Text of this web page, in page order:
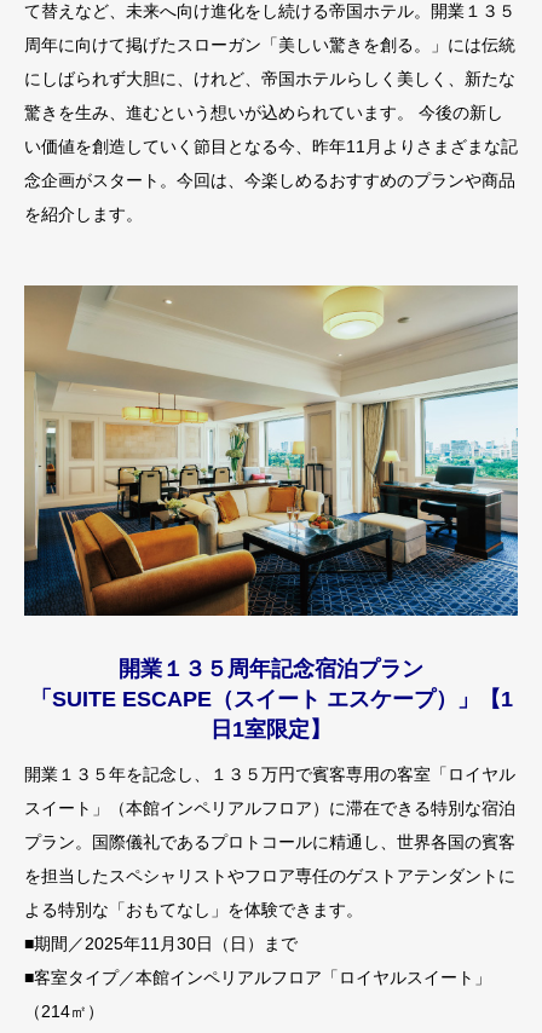
て替えなど、未来へ向け進化をし続ける帝国ホテル。開業１３５
周年に向けて掲げたスローガン「美しい驚きを創る。」には伝統
にしばられず大胆に、けれど、帝国ホテルらしく美しく、新たな
驚きを生み、進むという想いが込められています。 今後の新し
い価値を創造していく節目となる今、昨年11月よりさまざまな記
念企画がスタート。今回は、今楽しめるおすすめのプランや商品
を紹介します。
開業１３５周年記念宿泊プラン
「SUITE ESCAPE（スイート エスケープ）」【1
日1室限定】
開業１３５年を記念し、１３５万円で賓客専用の客室「ロイヤル
スイート」（本館インペリアルフロア）に滞在できる特別な宿泊
プラン。国際儀礼であるプロトコールに精通し、世界各国の賓客
を担当したスペシャリストやフロア専任のゲストアテンダントに
よる特別な「おもてなし」を体験できます。
■期間／2025年11月30日（日）まで
■客室タイプ／本館インペリアルフロア「ロイヤルスイート」
（214㎡）